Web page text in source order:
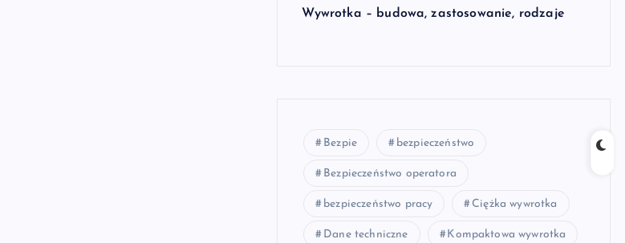
Wywrotka – budowa, zastosowanie, rodzaje
Bezpie bezpieczeństwo
Bezpieczeństwo operatora
bezpieczeństwo pracy Ciężka wywrotka
Dane techniczne Kompaktowa wywrotka